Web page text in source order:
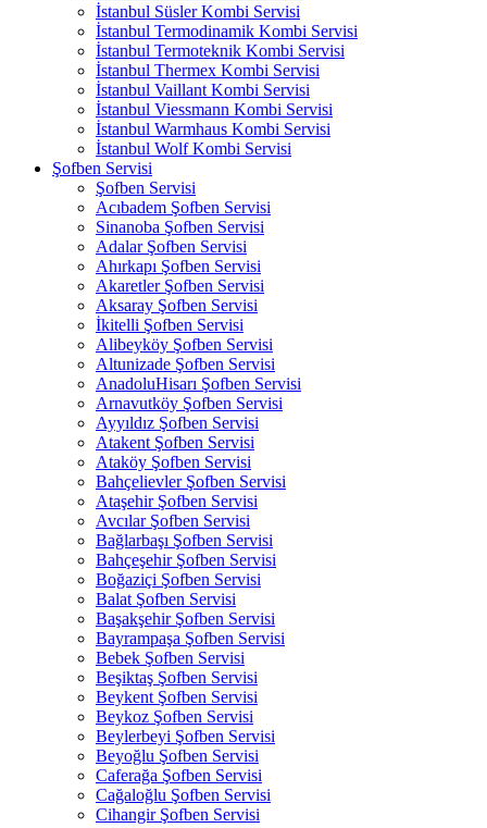
İstanbul Süsler Kombi Servisi
İstanbul Termodinamik Kombi Servisi
İstanbul Termoteknik Kombi Servisi
İstanbul Thermex Kombi Servisi
İstanbul Vaillant Kombi Servisi
İstanbul Viessmann Kombi Servisi
İstanbul Warmhaus Kombi Servisi
İstanbul Wolf Kombi Servisi
Şofben Servisi
Şofben Servisi
Acıbadem Şofben Servisi
Sinanoba Şofben Servisi
Adalar Şofben Servisi
Ahırkapı Şofben Servisi
Akaretler Şofben Servisi
Aksaray Şofben Servisi
İkitelli Şofben Servisi
Alibeyköy Şofben Servisi
Altunizade Şofben Servisi
AnadoluHisarı Şofben Servisi
Arnavutköy Şofben Servisi
Ayyıldız Şofben Servisi
Atakent Şofben Servisi
Ataköy Şofben Servisi
Bahçelievler Şofben Servisi
Ataşehir Şofben Servisi
Avcılar Şofben Servisi
Bağlarbaşı Şofben Servisi
Bahçeşehir Şofben Servisi
Boğaziçi Şofben Servisi
Balat Şofben Servisi
Başakşehir Şofben Servisi
Bayrampaşa Şofben Servisi
Bebek Şofben Servisi
Beşiktaş Şofben Servisi
Beykent Şofben Servisi
Beykoz Şofben Servisi
Beylerbeyi Şofben Servisi
Beyoğlu Şofben Servisi
Caferağa Şofben Servisi
Cağaloğlu Şofben Servisi
Cihangir Şofben Servisi